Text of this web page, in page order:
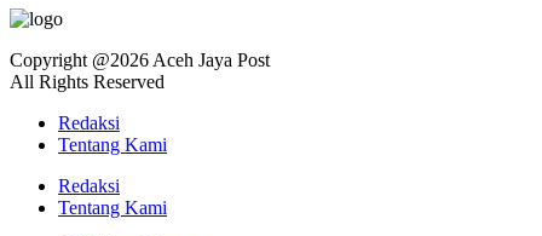
Copyright @2026 Aceh Jaya Post
All Rights Reserved
Redaksi
Tentang Kami
Redaksi
Tentang Kami